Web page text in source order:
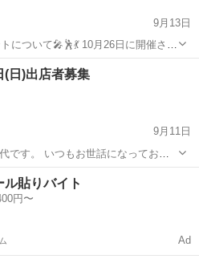
9月13日
10月26日に開催され
さんのご出演が決定しています。
に盛り上げてくださる出演者を募
地域/お祭り
(日)出店者募集
9月11日
です。 いつもお世話になっており
定(*^^*)❤️ 株式会社一幸敷地内 １１
時中止 小雨開催 こおりDeマー
地域/お祭り
ル貼りバイト
円〜
Ad